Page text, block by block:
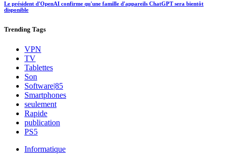
Le président d'OpenAI confirme qu'une famille d'appareils ChatGPT sera bientôt
disponible
Trending Tags
VPN
TV
Tablettes
Son
Software|85
Smartphones
seulement
Rapide
publication
PS5
Informatique